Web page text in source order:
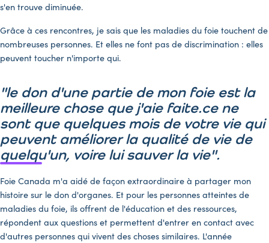
s'en trouve diminuée.
Grâce à ces rencontres, je sais que les maladies du foie touchent de
nombreuses personnes. Et elles ne font pas de discrimination : elles
peuvent toucher n'importe qui.
"le don d'une partie de mon foie est la
meilleure chose que j'aie faite.ce ne
sont que quelques mois de votre vie qui
peuvent améliorer la qualité de vie de
quelqu'un, voire lui sauver la vie".
Foie Canada m'a aidé de façon extraordinaire à partager mon
histoire sur le don d'organes. Et pour les personnes atteintes de
maladies du foie, ils offrent de l'éducation et des ressources,
répondent aux questions et permettent d'entrer en contact avec
d'autres personnes qui vivent des choses similaires. L'année